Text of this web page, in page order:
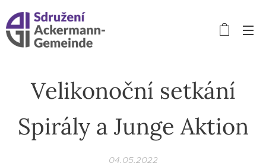
Velikonoční setkání
Spirály a Junge Aktion
04.05.2022